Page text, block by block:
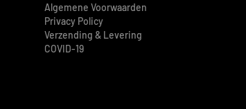
Algemene Voorwaarden
Privacy Policy
Verzending & Levering
COVID-19